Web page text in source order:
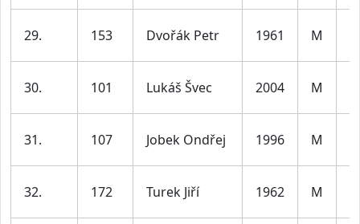
29. 153 Dvořák Petr 1961 M
30. 101 Lukáš Švec 2004 M
31. 107 Jobek Ondřej 1996 M
32. 172 Turek Jiří 1962 M